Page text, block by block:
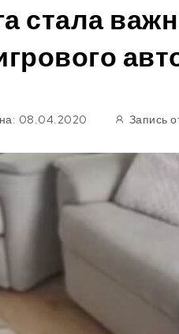
стала
08.04.2020 Запись